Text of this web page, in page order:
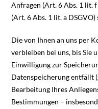
Anfragen (Art. 6 Abs. 1 lit.
(Art. 6 Abs. 1 lit. a
Die von Ihnen an uns per
verbleiben bei uns, bis Sie
Einwilligung zur
Datenspeicherung entfällt
Bearbeitung Ihres
Bestimmungen –